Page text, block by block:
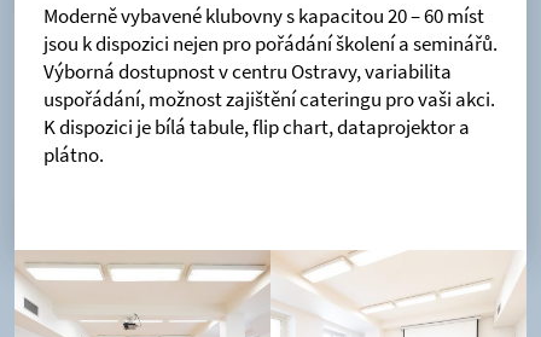
Moderně vybavené klubovny s kapacitou 20 – 60 míst
jsou k dispozici nejen pro pořádání školení a seminářů.
Výborná dostupnost v centru Ostravy, variabilita
uspořádání, možnost zajištění cateringu pro vaši akci.
K dispozici je bílá tabule, flip chart, dataprojektor a
plátno.